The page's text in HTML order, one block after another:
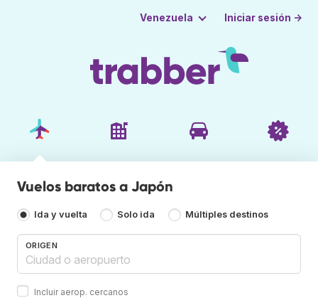
Venezuela Iniciar sesión →
Vuelos baratos a Japón
Ida y vuelta Solo ida Múltiples destinos
ORIGEN
Incluir aerop. cercanos